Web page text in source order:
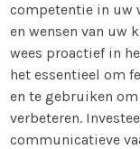
competentie in uw
en wensen van uw
wees proactief in
het essentieel om
en te gebruiken
verbeteren.
communicatieve